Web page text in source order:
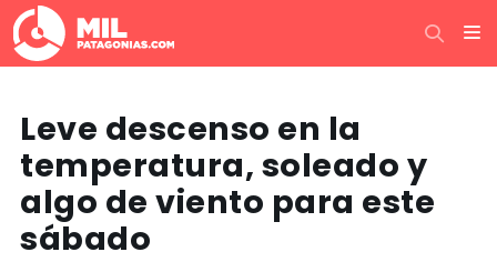
Leve descenso en la
temperatura, soleado y
algo de viento para este
sábado